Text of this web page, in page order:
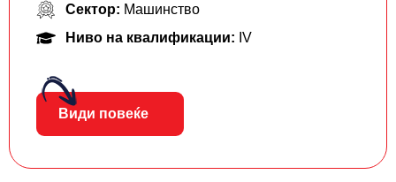
Сектор: Машинство
Ниво на квалификации: IV
Види повеќе